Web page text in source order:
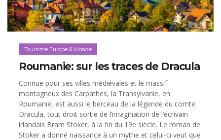
Tourisme Europe & Monde
Roumanie: sur les traces de Dracula
Connue pour ses villes médiévales et le massif
montagneux des Carpathes, la Transylvanie, en
Roumanie, est aussi le berceau de la légende du comte
Dracula, tout droit sortie de l’imagination de l’écrivain
irlandais Bram Stoker, à la fin du 19e siècle. Le roman de
Stoker a donné naissance à un mythe et celui-ci veut que